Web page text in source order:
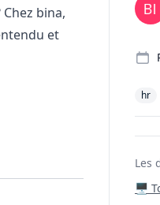
bina,
et
hr
Les
🖥️